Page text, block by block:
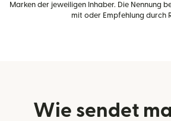
Marken der jeweiligen Inhaber. Die Nennung
mit oder Empfehlung durch
Wie sendet